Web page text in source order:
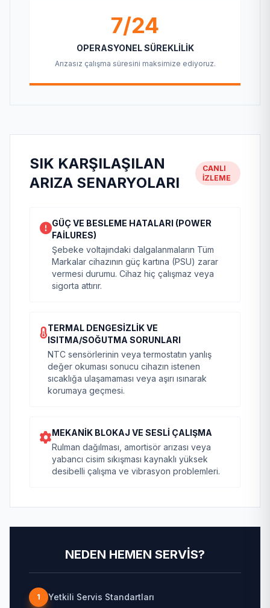
7/24
OPERASYONEL SÜREKLILIK
Arızasız çalışma süresini maksimize ediyoruz.
SIK KARŞILAŞILAN
ARIZA SENARYOLARI
CANLI
İZLEME
GÜÇ VE BESLEME HATALARI (POWER
FAILURES)
Şebeke voltajındaki dalgalanmaların Tüm
Markalar cihazının güç kartına (PSU) zarar
vermesi durumu. Cihaz hiç çalışmaz veya
sigorta attırır.
TERMAL DENGESIZLIK VE
ISITMA/SOĞUTMA SORUNLARI
NTC sensörlerinin veya termostatın yanlış
değer okuması sonucu cihazın istenen
sıcaklığa ulaşamaması veya aşırı ısınarak
korumaya geçmesi.
MEKANIK BLOKAJ VE SESLI ÇALIŞMA
Rulman dağılması, amortisör arızası veya
yabancı cisim sıkışması kaynaklı yüksek
desibelli çalışma ve vibrasyon problemleri.
NEDEN HEMEN SERVIS?
1 Yetkili Servis Standartları